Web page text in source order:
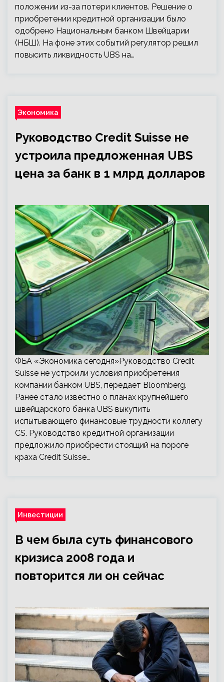
положении из-за потери клиентов. Решение о
приобретении кредитной организации было
одобрено Национальным банком Швейцарии
(НБШ). На фоне этих событий регулятор решил
повысить ликвидность UBS на…
Экономика
Руководство Credit Suisse не
устроила предложенная UBS
цена за банк в 1 млрд долларов
ФБА «Экономика сегодня»Руководство Credit
Suisse не устроили условия приобретения
компании банком UBS, передает Bloomberg.
Ранее стало известно о планах крупнейшего
швейцарского банка UBS выкупить
испытывающего финансовые трудности коллегу
CS. Руководство кредитной организации
предложило приобрести стоящий на пороге
краха Credit Suisse…
Инвестиции
В чем была суть финансового
кризиса 2008 года и
повторится ли он сейчас